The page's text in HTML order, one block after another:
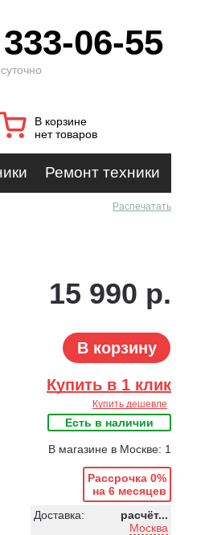
06-55
В корзине
нет товаров
Ремонт техники
Распечатать
15 990 р.
В корзину
Купить в 1 клик
Купить дешевле
Есть в наличии
В магазине в Москве: 1
Рассрочка 0%
на 6 месяцев
Доставка:
расчёт...
Москва